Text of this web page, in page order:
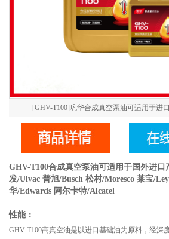
[GHV-T100]巩华合成真空泵油可适用于进
GHV-T100合成真空泵油可适用于国外进口
发/Ulvac 普旭/Busch 松村/Moresco 莱宝/
华/Edwards 阿尔卡特/Alcatel
性能：
GHV-T100高真空油是以进口基础油为原料，经深